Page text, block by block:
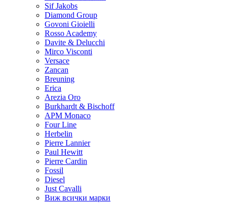
Sif Jakobs
Diamond Group
Govoni Gioielli
Rosso Academy
Davite & Delucchi
Mirco Visconti
Versace
Zancan
Breuning
Erica
Arezia Oro
Burkhardt & Bischoff
APM Monaco
Four Line
Herbelin
Pierre Lannier
Paul Hewitt
Pierre Cardin
Fossil
Diesel
Just Cavalli
Виж всички марки